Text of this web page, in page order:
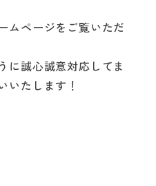
ムページをご覧いただ
に誠心誠意対応してま
いたします！